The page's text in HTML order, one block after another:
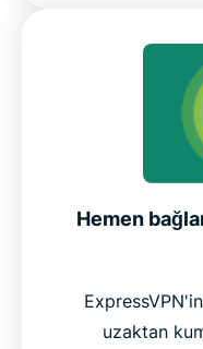
Hemen
uzaktan